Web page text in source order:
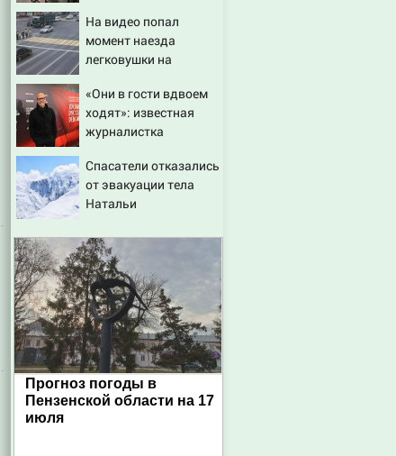
для «птах Мадьяра»
На видео попал
момент наезда
легковушки на
пострадали минимум
восемь человек
06/08/2026 – Новости
«Они в гости вдвоем
ходят»: известная
журналистка
Бондарчука и
Исаковой
Спасатели отказались
от эвакуации тела
Натальи
семитысячника
Прогноз погоды в
Пензенской области на 17
июля